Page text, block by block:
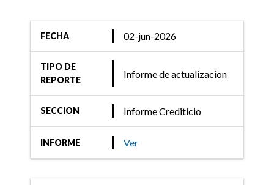
de calificación de 26
Fondos de Renta Variable
y Renta Mixta.
29-sept-2022
Informe Crediticio
FECHA 02-jun-2026
TIPO DE
REPORTE
Informe de actualizacion
SECCION Informe Crediticio
INFORME Ver